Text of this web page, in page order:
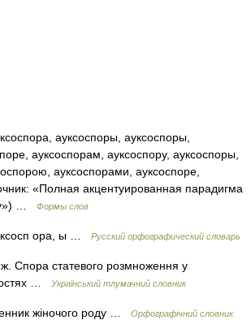
ауксоспоры, ауксоспоры,
ауксоспорам, ауксоспору, ауксоспоры,
ауксоспорами, ауксоспоре,
«Полная акцентуированная парадигма
…
Формы слов
ора, ы … Русский орфографический словарь
Спора статевого розмноження у
…
Український тлумачний словник
жіночого роду …
Орфографічний словник